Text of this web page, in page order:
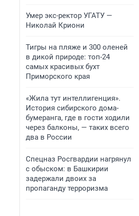
Умер экс-ректор УГАТУ —
Николай Криони
Тигры на пляже и 300 оленей
в дикой природе: топ-24
самых красивых бухт
Приморского края
«Жила тут интеллигенция».
История сибирского дома-
бумеранга, где в гости ходили
через балконы, — таких всего
два в России
Спецназ Росгвардии нагрянул
с обыском: в Башкирии
задержали двоих за
пропаганду терроризма